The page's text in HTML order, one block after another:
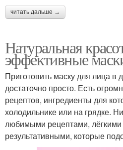
читать дальше →
Натуральная
эффективные
Приготовить маску для лица в
достаточно просто. Есть
рецептов, ингредиенты для
холодильнике или на грядке.
любимыми рецептами, лёгкими
результативными, которые